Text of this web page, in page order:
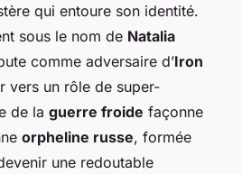
qui entoure son identité.
sous le nom de Natalia
comme adversaire d’Iron
vers un rôle de super-
de la guerre froide façonne
orpheline russe, formée
une redoutable